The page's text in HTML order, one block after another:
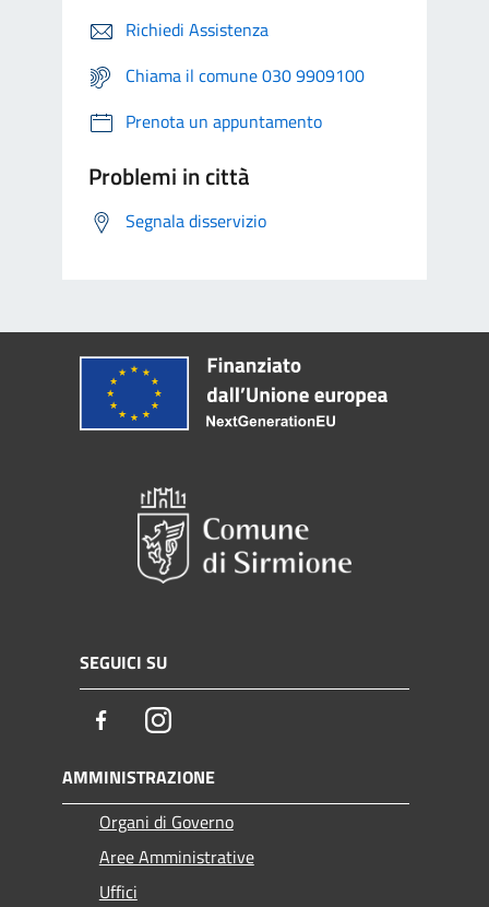
Richiedi Assistenza
Chiama il comune 030 9909100
Prenota un appuntamento
Problemi in città
Segnala disservizio
SEGUICI SU
FacebookInstagram
AMMINISTRAZIONE
Organi di Governo
Aree Amministrative
Uffici